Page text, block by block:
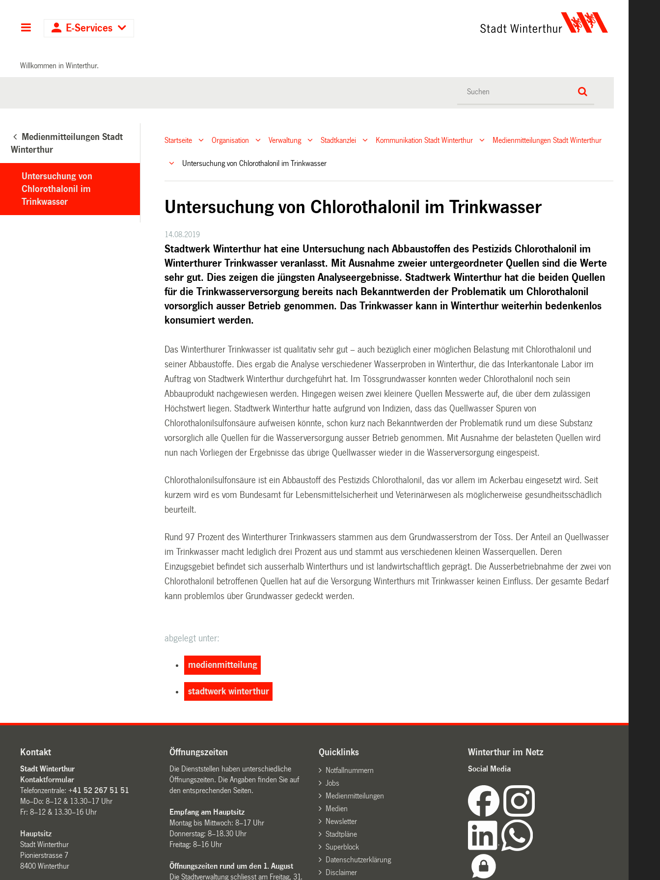
Hauptnavigation
E-Services
Willkommen in Winterthur.
Medienmitteilungen Stadt
Winterthur
Untersuchung von
Chlorothalonil im
Trinkwasser
Startseite Organisation Verwaltung Stadtkanzlei Kommunikation Stadt Winterthur Medienmitteilungen Stadt Winterthur
Untersuchung von Chlorothalonil im Trinkwasser
Untersuchung von Chlorothalonil im Trinkwasser
14.08.2019
Stadtwerk Winterthur hat eine Untersuchung nach Abbaustoffen des Pestizids Chlorothalonil im
Winterthurer Trinkwasser veranlasst. Mit Ausnahme zweier untergeordneter Quellen sind die Werte
sehr gut. Dies zeigen die jüngsten Analyseergebnisse. Stadtwerk Winterthur hat die beiden Quellen
für die Trinkwasserversorgung bereits nach Bekanntwerden der Problematik um Chlorothalonil
vorsorglich ausser Betrieb genommen. Das Trinkwasser kann in Winterthur weiterhin bedenkenlos
konsumiert werden.
Das Winterthurer Trinkwasser ist qualitativ sehr gut – auch bezüglich einer möglichen Belastung mit Chlorothalonil und
seiner Abbaustoffe. Dies ergab die Analyse verschiedener Wasserproben in Winterthur, die das Interkantonale Labor im
Auftrag von Stadtwerk Winterthur durchgeführt hat. Im Tössgrundwasser konnten weder Chlorothalonil noch sein
Abbauprodukt nachgewiesen werden. Hingegen weisen zwei kleinere Quellen Messwerte auf, die über dem zulässigen
Höchstwert liegen. Stadtwerk Winterthur hatte aufgrund von Indizien, dass das Quellwasser Spuren von
Chlorothalonilsulfonsäure aufweisen könnte, schon kurz nach Bekanntwerden der Problematik rund um diese Substanz
vorsorglich alle Quellen für die Wasserversorgung ausser Betrieb genommen. Mit Ausnahme der belasteten Quellen wird
nun nach Vorliegen der Ergebnisse das übrige Quellwasser wieder in die Wasserversorgung eingespeist.
Chlorothalonilsulfonsäure ist ein Abbaustoff des Pestizids Chlorothalonil, das vor allem im Ackerbau eingesetzt wird. Seit
kurzem wird es vom Bundesamt für Lebensmittelsicherheit und Veterinärwesen als möglicherweise gesundheitsschädlich
beurteilt.
Rund 97 Prozent des Winterthurer Trinkwassers stammen aus dem Grundwasserstrom der Töss. Der Anteil an Quellwasser
im Trinkwasser macht lediglich drei Prozent aus und stammt aus verschiedenen kleinen Wasserquellen. Deren
Einzugsgebiet befindet sich ausserhalb Winterthurs und ist landwirtschaftlich geprägt. Die Ausserbetriebnahme der zwei von
Chlorothalonil betroffenen Quellen hat auf die Versorgung Winterthurs mit Trinkwasser keinen Einfluss. Der gesamte Bedarf
kann problemlos über Grundwasser gedeckt werden.
abgelegt unter:
medienmitteilung
stadtwerk winterthur
Kontakt
Stadt Winterthur
Kontaktformular
Telefonzentrale:+41 52 267 51 51
Mo–Do: 8–12 & 13.30–17 Uhr
Fr: 8–12 & 13.30–16 Uhr
Hauptsitz
Stadt Winterthur
Pionierstrasse 7
8400 Winterthur
Öffnungszeiten
Die Dienststellen haben unterschiedliche
Öffnungszeiten. Die Angaben finden Sie auf
den entsprechenden Seiten.
Empfang am Hauptsitz
Montag bis Mittwoch: 8–17 Uhr
Donnerstag: 8–18.30 Uhr
Freitag: 8–16 Uhr
Öffnungszeiten rund um den 1. August
Die Stadtverwaltung schliesst am Freitag, 31.
Quicklinks
Notfallnummern
Jobs
Medienmitteilungen
Medien
Newsletter
Stadtpläne
Superblock
Datenschutzerklärung
Disclaimer
Winterthur im Netz
Social Media